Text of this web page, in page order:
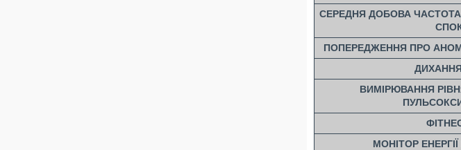
СЕРЕДНЯ ДОБОВА
ПОПЕРЕДЖЕННЯ ПРО
ДИХАННЯ
ВИМІРЮВАННЯ
МОНІТОР ЕНЕРГІЇ